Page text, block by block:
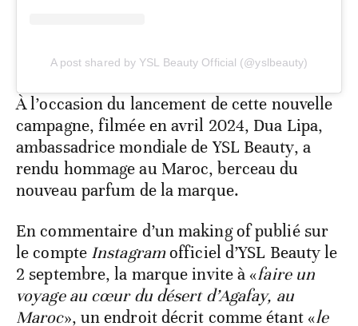
A post shared by YSL Beauty Official (@yslbeauty)
À l’occasion du lancement de cette nouvelle
campagne, filmée en avril 2024, Dua Lipa,
ambassadrice mondiale de YSL Beauty, a
rendu hommage au Maroc, berceau du
nouveau parfum de la marque.
En commentaire d’un making of publié sur
le compte Instagramofficiel d’YSL Beauty le
2 septembre, la marque invite à «faire un
voyage au cœur du désert d’Agafay, au
Maroc», un endroit décrit comme étant «le